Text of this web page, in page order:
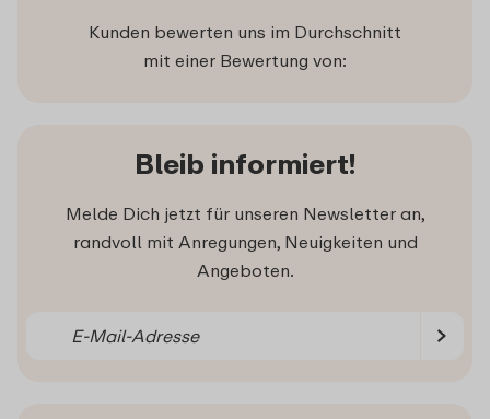
Kunden bewerten uns im Durchschnitt
mit einer Bewertung von:
Bleib informiert!
Melde Dich jetzt für unseren Newsletter an,
randvoll mit Anregungen, Neuigkeiten und
Angeboten.